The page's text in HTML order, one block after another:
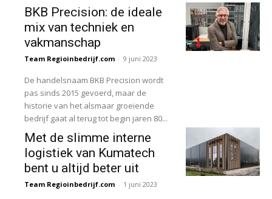
BKB Precision: de ideale
mix van techniek en
vakmanschap
Team Regioinbedrijf.com - 9 juni 2023
De handelsnaam BKB Precision wordt
pas sinds 2015 gevoerd, maar de
historie van het alsmaar groeiende
bedrijf gaat al terug tot begin jaren 80...
Met de slimme interne
logistiek van Kumatech
bent u altijd beter uit
Team Regioinbedrijf.com - 1 juni 2023